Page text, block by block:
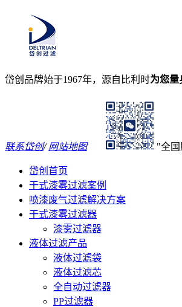
岱创品牌始于1967年，源自比利时为您量
联系岱创/网站地图 全国
岱创首页
干式漆雾过滤案例
喷漆废气过滤解决方案
干式漆雾过滤器
漆雾过滤器
液体过滤产品
液体过滤袋
液体过滤芯
全自动过滤器
PP过滤器